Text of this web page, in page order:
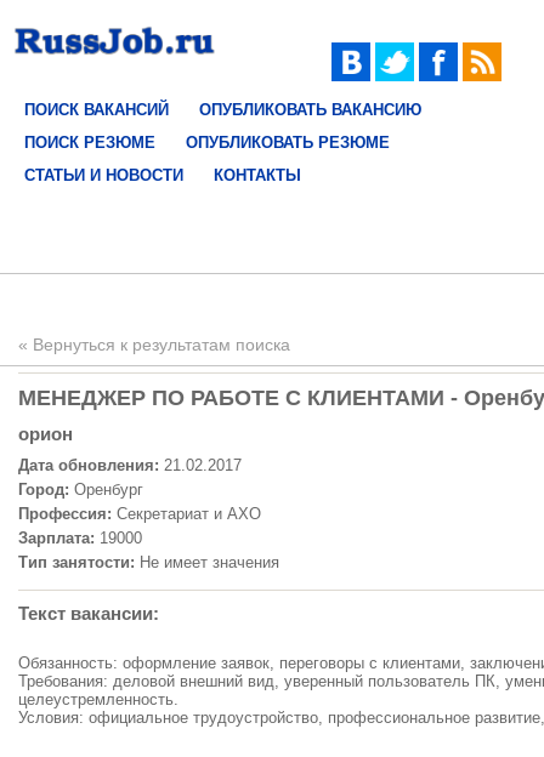
ПОИСК ВАКАНСИЙ
ОПУБЛИКОВАТЬ ВАКАНСИЮ
ПОИСК РЕЗЮМЕ
ОПУБЛИКОВАТЬ РЕЗЮМЕ
СТАТЬИ И НОВОСТИ
КОНТАКТЫ
« Вернуться к результатам поиска
МЕНЕДЖЕР ПО РАБОТЕ С КЛИЕНТАМИ -
орион
Дата обновления: 21.02.2017
Город: Оренбург
Профессия: Секретариат и АХО
Зарплата: 19000
Тип занятости: Не имеет значения
Текст вакансии:
Обязанность: оформление заявок, переговоры с клиентами,
Требования: деловой внешний вид, уверенный пользователь ПК,
целеустремленность.
Условия: официальное трудоустройство, профессиональное